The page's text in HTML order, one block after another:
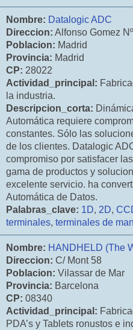
Nombre: Datalogic ADC
Direccion: Alfonso Gomez
Poblacion: Madrid
Provincia: Madrid
CP: 28022
Actividad_principal:
la industria.
Descripcion_corta:
Automática requiere
constantes. Sólo las
de los clientes. Datalogic
compromiso por satisfacer
gama de productos y
excelente servicio. ha
Automática de Datos.
Palabras_clave: 1D, 2D,
terminales, terminales de
Nombre: HANDHELD (The
Direccion: C/ Mont 58
Poblacion: Vilassar de Mar
Provincia: Barcelona
CP: 08340
Actividad_principal:
PDA’s y Tablets ronustos e